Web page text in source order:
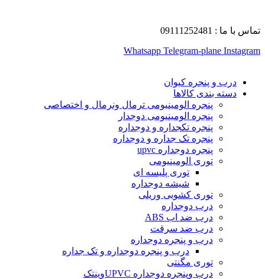
تماس با ما : 09111252481
Whatsapp Telegram-plane Instagram
درب و پنجره کیوان
دسته بندی کالاها
پنجره الومینیومی ترمال ونرمال و اختصاصی
پنجره الومینیومی دوجدار
پنجره تکجداره و دوجداره
پنجره تک جداره و دوجداره
پنجره دوجداره upvc
توری الومینیومی
توری پلیسه ای
شیشه دوجداره
توری کشویی وریلی
درب دوجداره
درب ضد اب ABS
درب ضد سرقت
درب و پنجره دوجداره
درب و پنجره دوجداره و تک جداره
توری مگنتی
درب وپنجره دوجداره UPVCوینتک